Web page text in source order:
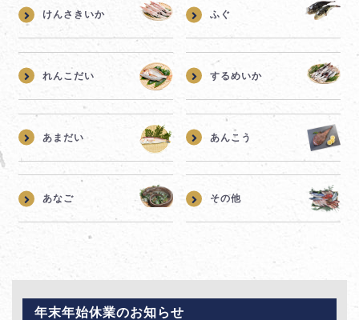
けんさきいか ふぐ
れんこだい するめいか
あまだい あんこう
あなご その他
年末年始休業のお知らせ